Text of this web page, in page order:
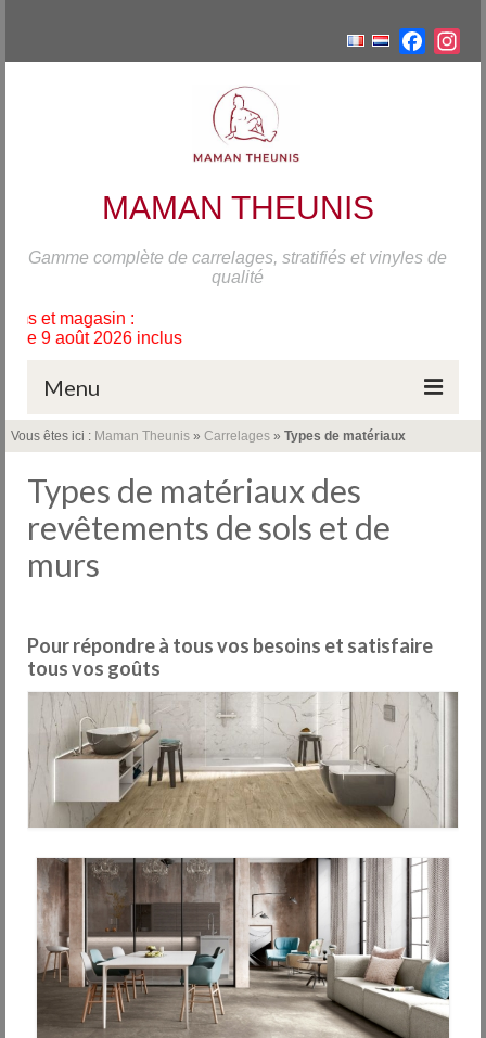
MAMAN THEUNIS
Gamme complète de carrelages, stratifiés et vinyles de
qualité
:
inclus
Menu
Accueil
Carrelages
Nos usines
Pose
Services
Outlet
Showrooms
Contact
News
DIU
Vous êtes ici : Maman Theunis » Carrelages » Types de matériaux
Types de matériaux des
revêtements de sols et de
murs
Pour répondre à tous vos besoins et satisfaire
tous vos goûts